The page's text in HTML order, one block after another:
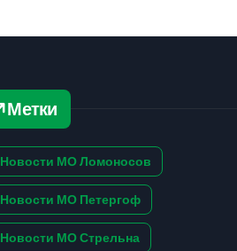
Метки
Новости МО Ломоносов
Новости МО Петергоф
Новости МО Стрельна